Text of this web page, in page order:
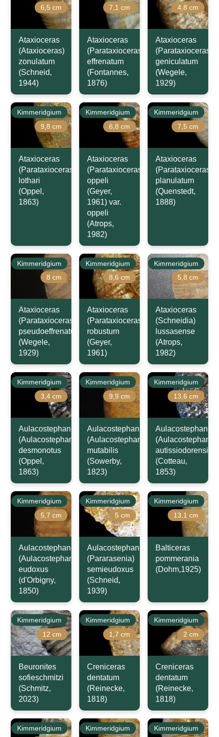
6,5 cm
Ataxioceras
(Ataxioceras)
zonulatum
(Schneid,
1944)
7,1 cm
Ataxioceras
(Parataxioceras)
effrenatum
(Fontannes,
1876)
4,8 cm
Ataxioceras
(Parataxioceras)
geniculatum
(Wegele,
1929)
Kimmeridgium
9,8 cm
Ataxioceras
(Parataxioceras)
lothari
(Oppel,
1863)
Kimmeridgium
6,8 cm
Ataxioceras
(Parataxioceras)
oppeli
(Geyer,
1961) var.
oppeli
(Atrops,
1982)
Kimmeridgium
7,5 cm
Ataxioceras
(Parataxioceras)
planulatum
(Quenstedt,
1888)
Kimmeridgium
8 cm
Ataxioceras
(Parataxioceras)
pseudoeffrenatum
(Wegele,
1929)
Kimmeridgium
8,6 cm
Ataxioceras
(Parataxioceras)
robustum
(Geyer,
1961)
Kimmeridgium
5,8 cm
Ataxioceras
(Schneidia)
lussasense
(Atrops,
1982)
Kimmeridgium
3,4 cm
Aulacostephanus
(Aulacostephanoides)
desmonotus
(Oppel,
1863)
Kimmeridgium
9,9 cm
Aulacostephanus
(Aulacostephanoides)
mutabilis
(Sowerby,
1823)
Kimmeridgium
13,6 cm
Aulacostephanus
autissiodorensis
(Cotteau,
1853)
Kimmeridgium
5,7 cm
Aulacostephanus
(Aulacostephanus)
eudoxus
(d'Orbigny,
1850)
Kimmeridgium
5 cm
Aulacostephanus
(Pararasenia)
semieudoxus
(Schneid,
1939)
Kimmeridgium
13,1 cm
Balticeras
pommerania
(Dohm,1925)
Kimmeridgium
12 cm
Beuronites
sofieschmitzi
(Schmitz,
2023)
Kimmeridgium
1,7 cm
Creniceras
dentatum
(Reinecke,
1818)
Kimmeridgium
2 cm
Creniceras
dentatum
(Reinecke,
1818)
Kimmeridgium
Kimmeridgium
Kimmeridgium